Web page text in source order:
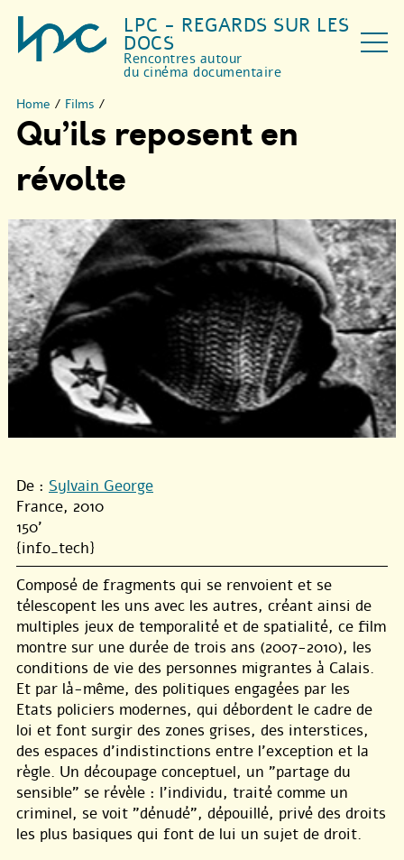
LPC - REGARDS SUR LES
DOCS
Rencontres autour
du cinéma documentaire
Home / Films /
Qu’ils reposent en
révolte
De : Sylvain George
France, 2010
150'
{info_tech}
Composé de fragments qui se renvoient et se
télescopent les uns avec les autres, créant ainsi de
multiples jeux de temporalité et de spatialité, ce film
montre sur une durée de trois ans (2007-2010), les
conditions de vie des personnes migrantes à Calais.
Et par là-même, des politiques engagées par les
Etats policiers modernes, qui débordent le cadre de
loi et font surgir des zones grises, des interstices,
des espaces d’indistinctions entre l’exception et la
règle. Un découpage conceptuel, un "partage du
sensible" se révèle : l’individu, traité comme un
criminel, se voit "dénudé", dépouillé, privé des droits
les plus basiques qui font de lui un sujet de droit.